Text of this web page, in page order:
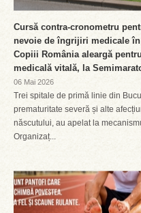
Cursă contra-cronometru
nevoie de îngrijiri medicale
Copiii România aleargă
medicală vitală, la
06 Mai 2026
Trei spitale de primă linie din
prematuritate severă și alte
născutului, au apelat la
Organizaț...